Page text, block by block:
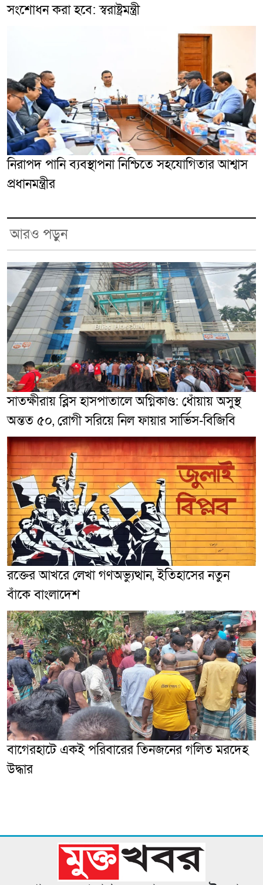
সংশোধন করা হবে: স্বরাষ্ট্রমন্ত্রী
নিরাপদ পানি ব্যবস্থাপনা নিশ্চিতে সহযোগিতার আশ্বাস
প্রধানমন্ত্রীর
আরও পড়ুন
সাতক্ষীরায় ব্লিস হাসপাতালে অগ্নিকাণ্ড: ধোঁয়ায় অসুস্থ
অন্তত ৫০, রোগী সরিয়ে নিল ফায়ার সার্ভিস-বিজিবি
রক্তের আখরে লেখা গণঅভ্যুত্থান, ইতিহাসের নতুন
বাঁকে বাংলাদেশ
‎বাগেরহাটে একই পরিবারের তিনজনের গলিত মরদেহ
উদ্ধার